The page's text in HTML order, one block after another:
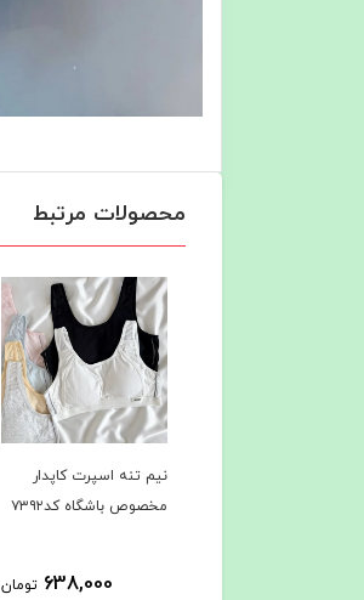
محصولات مرتبط
نیم تنه اسپرت کاپدار
مخصوص باشگاه کد۷۳۹۲
638,000 تومان